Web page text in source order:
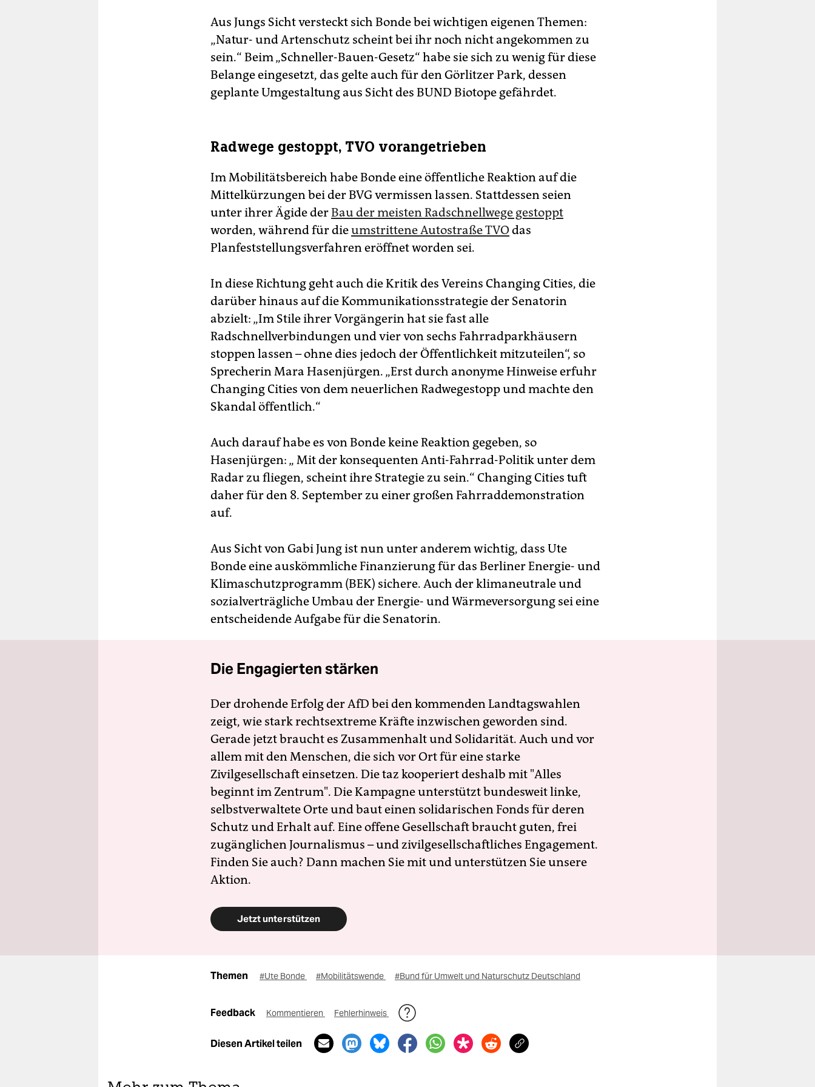
Aus Jungs Sicht versteckt sich Bonde bei wichtigen eigenen Themen:
„Natur- und Artenschutz scheint bei ihr noch nicht angekommen zu
sein.“ Beim „Schneller-Bauen-Gesetz“ habe sie sich zu wenig für diese
Belange eingesetzt, das gelte auch für den Görlitzer Park, dessen
geplante Umgestaltung aus Sicht des BUND Biotope gefährdet.
Radwege gestoppt, TVO vorangetrieben
Im Mobilitätsbereich habe Bonde eine öffentliche Reaktion auf die
Mittelkürzungen bei der BVG vermissen lassen. Stattdessen seien
unter ihrer Ägide derBau der meisten Radschnellwege gestoppt
worden, während für dieumstrittene Autostraße TVOdas
Planfeststellungsverfahren eröffnet worden sei.
In diese Richtung geht auch die Kritik des Vereins Changing Cities, die
darüber hinaus auf die Kommunikationsstrategie der Senatorin
abzielt: „Im Stile ihrer Vorgängerin hat sie fast alle
Radschnellverbindungen und vier von sechs Fahrradparkhäusern
stoppen lassen – ohne dies jedoch der Öffentlichkeit mitzuteilen“, so
Sprecherin Mara Hasenjürgen. „Erst durch anonyme Hinweise erfuhr
Changing Cities von dem neuerlichen Radwegestopp und machte den
Skandal öffentlich.“
Auch darauf habe es von Bonde keine Reaktion gegeben, so
Hasenjürgen: „ Mit der konsequenten Anti-Fahrrad-Politik unter dem
Radar zu fliegen, scheint ihre Strategie zu sein.“ Changing Cities tuft
daher für den 8. September zu einer großen Fahrraddemonstration
auf.
Aus Sicht von Gabi Jung ist nun unter anderem wichtig, dass Ute
Bonde eine auskömmliche Finanzierung für das Berliner Energie- und
Klimaschutzprogramm (BEK) sichere. Auch der klimaneutrale und
sozialverträgliche Umbau der Energie- und Wärmeversorgung sei eine
entscheidende Aufgabe für die Senatorin.
Die Engagierten stärken
Der drohende Erfolg der AfD bei den kommenden Landtagswahlen
zeigt, wie stark rechtsextreme Kräfte inzwischen geworden sind.
Gerade jetzt braucht es Zusammenhalt und Solidarität. Auch und vor
allem mit den Menschen, die sich vor Ort für eine starke
Zivilgesellschaft einsetzen. Die taz kooperiert deshalb mit "Alles
beginnt im Zentrum". Die Kampagne unterstützt bundesweit linke,
selbstverwaltete Orte und baut einen solidarischen Fonds für deren
Schutz und Erhalt auf. Eine offene Gesellschaft braucht guten, frei
zugänglichen Journalismus – und zivilgesellschaftliches Engagement.
Finden Sie auch? Dann machen Sie mit und unterstützen Sie unsere
Aktion.
Jetzt unterstützen
Themen #Ute Bonde #Mobilitätswende #Bund für Umwelt und Naturschutz Deutschland
Feedback Kommentieren Fehlerhinweis
Diesen Artikel teilen